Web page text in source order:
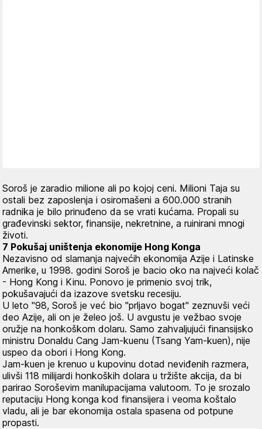
Soroš je zaradio milione ali po kojoj ceni. Milioni Taja su
ostali bez zaposlenja i osiromašeni a 600.000 stranih
radnika je bilo prinuđeno da se vrati kućama. Propali su
građevinski sektor, finansije, nekretnine, a ruinirani mnogi
životi.
7 Pokušaj uništenja ekonomije Hong Konga
Nezavisno od slamanja najvećih ekonomija Azije i Latinske
Amerike, u 1998. godini Soroš je bacio oko na najveći kolač
- Hong Kong i Kinu. Ponovo je primenio svoj trik,
pokušavajući da izazove svetsku recesiju.
U leto "98, Soroš je već bio "prljavo bogat" zeznuvši veći
deo Azije, ali on je želeo još. U avgustu je vežbao svoje
oružje na honkoškom dolaru. Samo zahvaljujući finansijsko
ministru Donaldu Cang Jam-kuenu (Tsang Yam-kuen), nije
uspeo da obori i Hong Kong.
Jam-kuen je krenuo u kupovinu dotad neviđenih razmera,
ulivši 118 milijardi honkoških dolara u tržište akcija, da bi
parirao Soroševim manilupacijama valutoom. To je srozalo
reputaciju Hong konga kod finansijera i veoma koštalo
vladu, ali je bar ekonomija ostala spasena od potpune
propasti.